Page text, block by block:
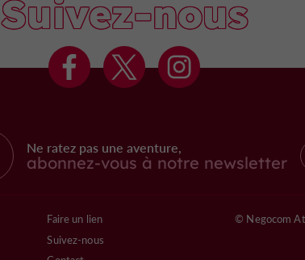
Suivez-nous
Ne ratez pas une aventure,
abonnez-vous à notre newsletter
Faire un lien
Suivez-nous
© Negocom